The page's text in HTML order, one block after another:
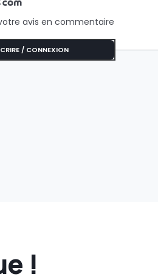
avis en commentaire
/ CONNEXION
!